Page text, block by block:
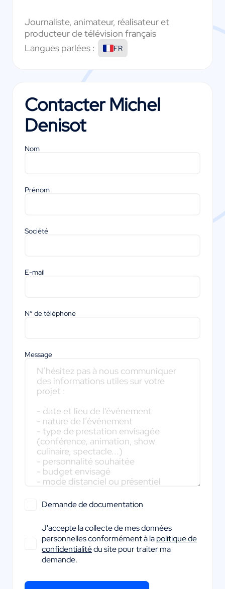
Journaliste, animateur, réalisateur et
producteur de télévision français
Langues parlées :
FR
ContacterMichel
Denisot
Nom
Prénom
Société
E-mail
N° de téléphone
Message
Demande de documentation
J'accepte la collecte de mes données
personnelles conformément à lapolitique de
confidentialitédu site pour traiter ma
demande.